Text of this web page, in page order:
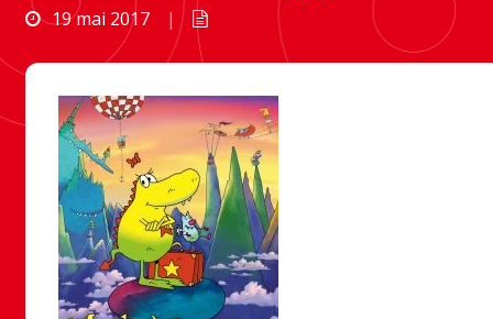
19 mai 2017 |